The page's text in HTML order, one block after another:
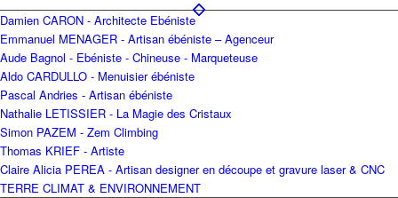
Damien CARON - Architecte Ebéniste
Emmanuel MENAGER - Artisan ébéniste – Agenceur
Aude Bagnol - Ebéniste - Chineuse - Marqueteuse
Aldo CARDULLO - Menuisier ébéniste
Pascal Andries - Artisan ébéniste
Nathalie LETISSIER - La Magie des Cristaux
Simon PAZEM - Zem Climbing
Thomas KRIEF - Artiste
Claire Alicia PEREA - Artisan designer en découpe et gravure laser & CNC
TERRE CLIMAT & ENVIRONNEMENT